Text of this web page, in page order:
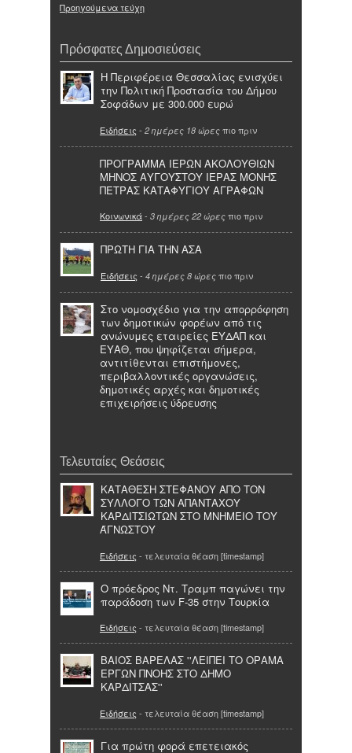
Προηγούμενα τεύχη
Πρόσφατες Δημοσιεύσεις
Η Περιφέρεια Θεσσαλίας ενισχύει
την Πολιτική Προστασία του Δήμου
Σοφάδων με 300.000 ευρώ
Ειδήσεις - 2 ημέρες 18 ώρες πιο πριν
ΠΡΟΓΡΑΜΜΑ ΙΕΡΩΝ ΑΚΟΛΟΥΘΙΩΝ
ΜΗΝΟΣ ΑΥΓΟΥΣΤΟΥ ΙΕΡΑΣ ΜΟΝΗΣ
ΠΕΤΡΑΣ ΚΑΤΑΦΥΓΙΟΥ ΑΓΡΑΦΩΝ
Κοινωνικά- 3 ημέρες 22 ώρες πιο πριν
ΠΡΩΤΗ ΓΙΑ ΤΗΝ ΑΣΑ
Ειδήσεις - 4 ημέρες 8 ώρες πιο πριν
Στο νομοσχέδιο για την απορρόφηση
των δημοτικών φορέων από τις
ανώνυμες εταιρείες ΕΥΔΑΠ και
ΕΥΑΘ, που ψηφίζεται σήμερα,
αντιτίθενται επιστήμονες,
περιβαλλοντικές οργανώσεις,
δημοτικές αρχές και δημοτικές
επιχειρήσεις ύδρευσης
Τελευταίες Θεάσεις
ΚΑΤΑΘΕΣΗ ΣΤΕΦΑΝΟΥ ΑΠΟ ΤΟΝ
ΣΥΛΛΟΓΟ ΤΩΝ ΑΠΑΝΤΑΧΟΥ
ΚΑΡΔΙΤΣΙΩΤΩΝ ΣΤΟ ΜΝΗΜΕΙΟ ΤΟΥ
ΆΓΝΩΣΤΟΥ
Ειδήσεις - τελευταία θέαση [timestamp]
Ο πρόεδρος Ντ. Τραμπ παγώνει την
παράδοση των F-35 στην Τουρκία
Ειδήσεις - τελευταία θέαση [timestamp]
ΒΑΙΟΣ ΒΑΡΕΛΑΣ ''ΛΕΙΠΕΙ ΤΟ ΟΡΑΜΑ
ΕΡΓΩΝ ΠΝΟΗΣ ΣΤΟ ΔΗΜΟ
ΚΑΡΔΙΤΣΑΣ''
Ειδήσεις - τελευταία θέαση [timestamp]
Για πρώτη φορά επετειακός